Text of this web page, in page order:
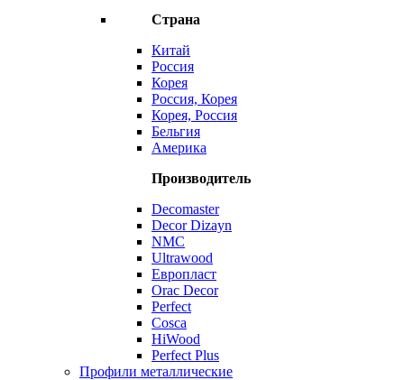
Страна
Китай
Россия
Корея
Россия, Корея
Корея, Россия
Бельгия
Америка
Производитель
Decomaster
Decor Dizayn
NMC
Ultrawood
Европласт
Orac Decor
Perfect
Cosca
HiWood
Perfect Plus
Профили металлические